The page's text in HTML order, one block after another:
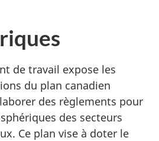
de travail expose les
du plan canadien
des règlements pour
des secteurs
Ce plan vise à doter le